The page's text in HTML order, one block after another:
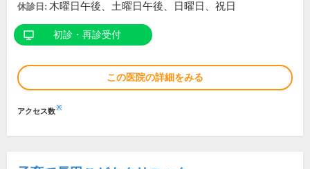
休診日: 木曜日午後、土曜日午後、日曜日、祝日
初診・再診受付
この医院の詳細をみる
アクセス数※